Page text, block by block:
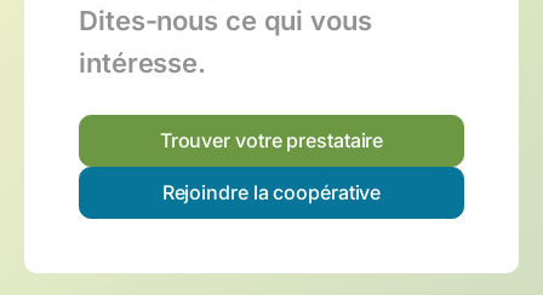
Dites-nous ce qui vous
intéresse.
Trouver votre prestataire
Rejoindre la coopérative